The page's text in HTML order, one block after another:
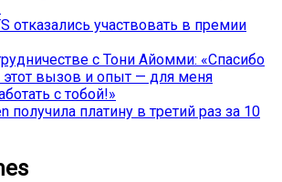
отказались участвовать в премии
с Тони Айомми: «Спасибо
этот вызов и опыт — для меня
с тобой!»
получила платину в третий раз за 10